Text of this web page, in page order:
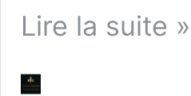
Le
Grand
Lire la suite »